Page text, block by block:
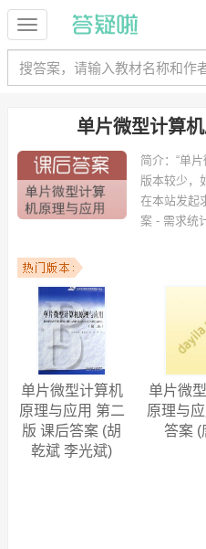
单片微型计算
简介： “单
版本较少，
在本站发起
案 - 需求统
自动化、光电信息工程、材料成型
械工程及自动化、电子科学与技术
设计及自动化、机械工程 等专业。
以下学校的同学下载过
单片微型计
学、淮阴工学院、广东石油化工学
武汉纺织大学、华中工学院、茂名
等。
单片微型计算机
原理与应用 第二
版 课后答案 (胡
乾斌 李光斌)
单片微
原理与
答案 (